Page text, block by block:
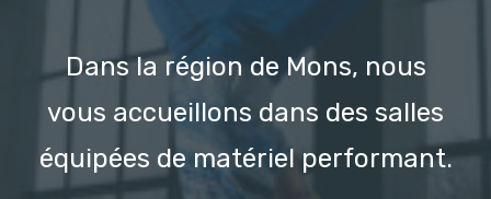
Dans la région de Mons, nous
vous accueillons dans des salles
équipées de matériel performant.